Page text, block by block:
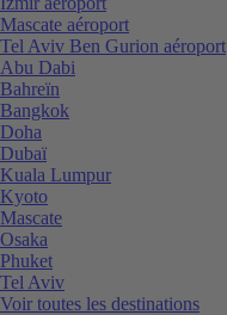
Mascate aéroport
Tel Aviv Ben Gurion aéroport
Abu Dabi
Bahreïn
Bangkok
Doha
Dubaï
Kuala Lumpur
Kyoto
Mascate
Osaka
Phuket
Tel Aviv
Voir toutes les destinations